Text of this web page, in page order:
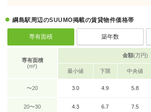
綱島駅周辺のSUUMO掲載の賃貸物件価格帯
専有面積 築年数
専有面積
(m²)
金額(万円)
最小値 下限 中央値
〜20 3.0 4.9 5.8
20〜30 4.3 6.7 7.5